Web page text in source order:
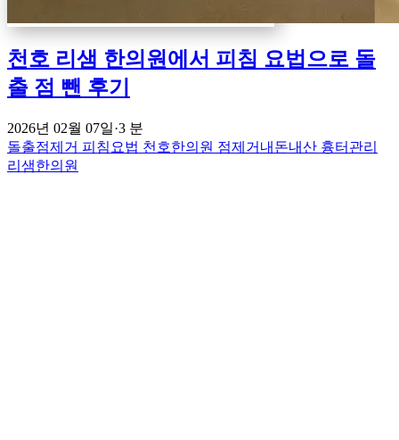
천호 리샘 한의원에서 피침 요법으로 돌
출 점 뺀 후기
2026년 02월 07일·3 분
돌출점제거 피침요법 천호한의원 점제거내돈내산 흉터관리
리샘한의원